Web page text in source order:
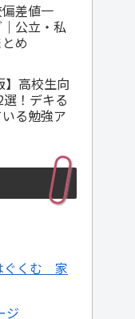
差値一
公立・私
め
】高校生向
！デキる
る勉強ア
ぐくむ 家
ジ